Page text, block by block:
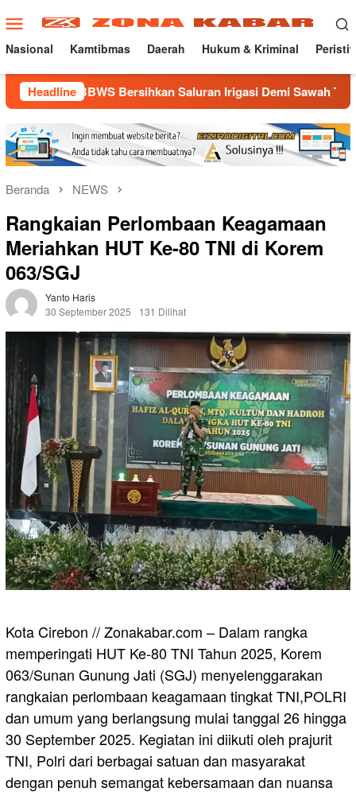
ke
konten
Menu
Mobile
Nasional Kamtibmas Daerah Hukum & Kriminal
Headline
Bersihkan Saluran Irigasi Demi Sawah Tetap Terairi
Beranda NEWS
Rangkaian Perlombaan Keagamaan
Meriahkan HUT Ke-80 TNI di Korem
063/SGJ
Yanto Haris
30 September 2025
131 Dilihat
Kota Cirebon // Zonakabar.com – Dalam rangka
memperingati HUT Ke-80 TNI Tahun 2025, Korem
063/Sunan Gunung Jati (SGJ) menyelenggarakan
rangkaian perlombaan keagamaan tingkat TNI,POLRI
dan umum yang berlangsung mulai tanggal 26 hingga
30 September 2025. Kegiatan ini diikuti oleh prajurit
TNI, Polri dari berbagai satuan dan masyarakat
dengan penuh semangat kebersamaan dan nuansa